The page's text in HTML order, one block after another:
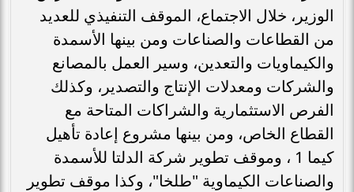
الوزير، خلال الاجتماع، الموقف التنفيذي للعديد
من القطاعات والصناعات ومن بينها الأسمدة
والكيماويات والتعدين، وسير العمل بالمصانع
والشركات ومعدلات الإنتاج والتصدير، وكذلك
الفرص الاستثمارية والشراكات المتاحة مع
القطاع الخاص، ومن بينها مشروع إعادة تأهيل
كيما 1 ، وموقف تطوير شركة الدلتا للأسمدة
والصناعات الكيماوية "طلخا"، وكذا موقف تطوير